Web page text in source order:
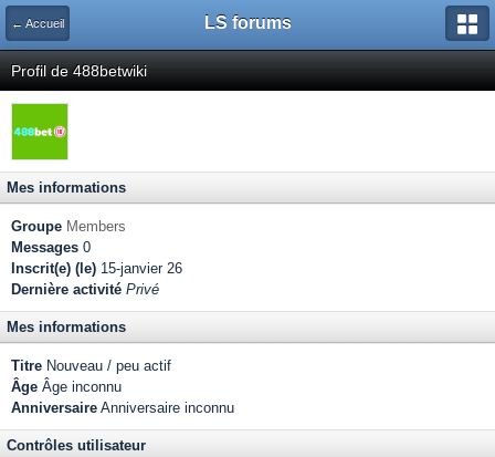
← Accueil LS forums
Profil de 488betwiki
Mes informations
Groupe Members
Messages 0
Inscrit(e) (le) 15-janvier 26
Dernière activité Privé
Mes informations
Titre Nouveau / peu actif
Âge Âge inconnu
Anniversaire Anniversaire inconnu
Contrôles utilisateur